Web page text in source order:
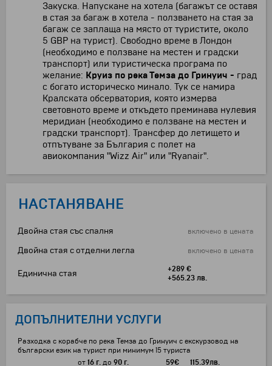
Закуска. Напускане на хотела (багажът се оставя
в стая за багаж в хотела - ползването на стая за
багаж се заплаща на място от туристите, около
5 GBP на турист). Свободно време в Лондон
(необходимо е ползване на местен и градски
транспорт) или туристическа програма по
желание: Круиз по река Темза до Гринуич - град
с богато историческо минало. Тук се намира
Кралската обсерватория, която измерва
световното време и откъдето преминава нулевия
меридиан (необходимо е ползване на местен и
градски транспорт). Трансфер до летището и
отпътуване за България с полет на
авиокомпания "Wizz Air" или "Ryanair".
НАСТАНЯВАНЕ
Двойна стая със спалня включено в цената
Двойна стая с отделни легла включено в цената
Единична стая
+289 €
+565.23 лв.
ДОПЪЛНИТЕЛНИ УСЛУГИ
Разходка с корабче по река Темза до Гринуич с екскурзовод на
български език на турист при минимум 15 туриста
от 16 г.до 90 г. 59€ 115.39лв.